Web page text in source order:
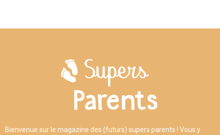
Bienvenue sur le magazine des (futurs) supers parents ! Vous y